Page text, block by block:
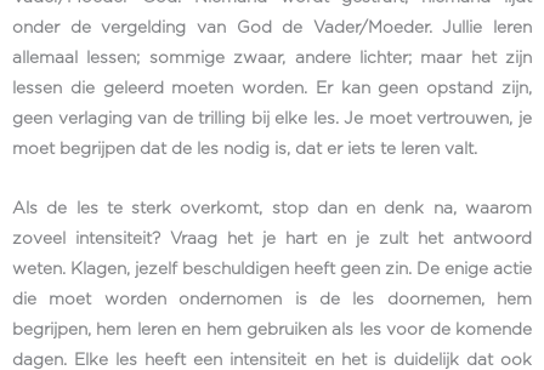
onder de vergelding van God de Vader/Moeder. Jullie leren
allemaal lessen; sommige zwaar, andere lichter; maar het zijn
lessen die geleerd moeten worden. Er kan geen opstand zijn,
geen verlaging van de trilling bij elke les. Je moet vertrouwen, je
moet begrijpen dat de les nodig is, dat er iets te leren valt.
Als de les te sterk overkomt, stop dan en denk na, waarom
zoveel intensiteit? Vraag het je hart en je zult het antwoord
weten. Klagen, jezelf beschuldigen heeft geen zin. De enige actie
die moet worden ondernomen is de les doornemen, hem
begrijpen, hem leren en hem gebruiken als les voor de komende
dagen. Elke les heeft een intensiteit en het is duidelijk dat ook